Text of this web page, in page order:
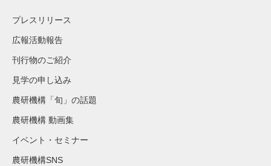
プレスリリース
広報活動報告
刊行物のご紹介
見学の申し込み
農研機構「旬」の話題
農研機構 動画集
イベント・セミナー
農研機構SNS